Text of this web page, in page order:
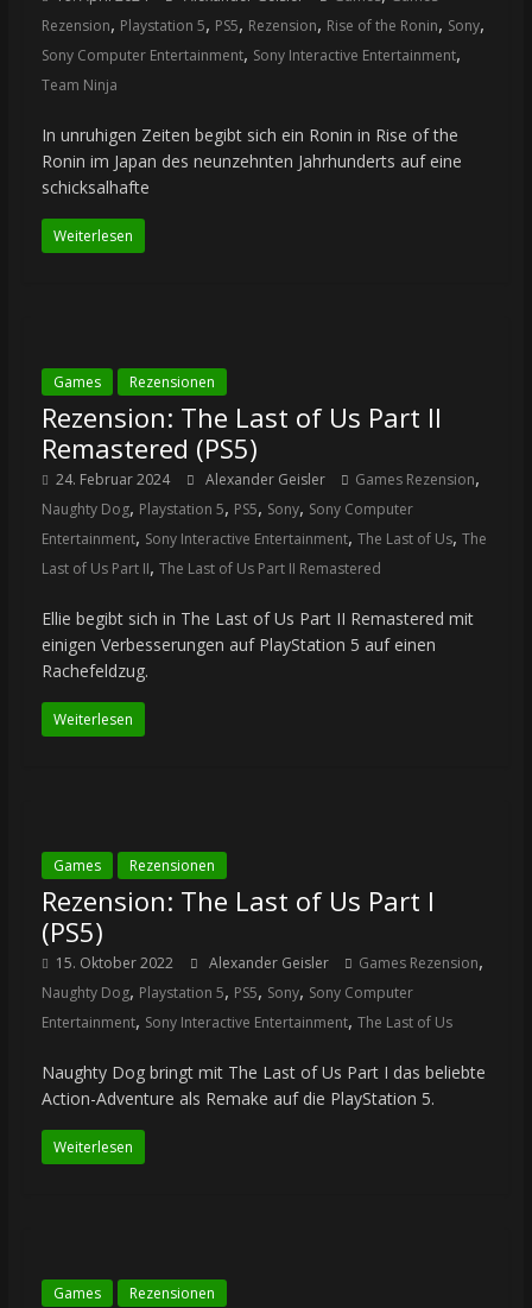
Rezension, Playstation 5, PS5, Rezension, Rise of the Ronin, Sony,
Sony Computer Entertainment, Sony Interactive Entertainment,
Team Ninja
In unruhigen Zeiten begibt sich ein Ronin in Rise of the
Ronin im Japan des neunzehnten Jahrhunderts auf eine
schicksalhafte
Weiterlesen
Games Rezensionen
Rezension: The Last of Us Part II
Remastered (PS5)
24. Februar 2024 Alexander Geisler Games Rezension,
Naughty Dog, Playstation 5, PS5, Sony, Sony Computer
Entertainment, Sony Interactive Entertainment, The Last of Us, The
Last of Us Part II, The Last of Us Part II Remastered
Ellie begibt sich in The Last of Us Part II Remastered mit
einigen Verbesserungen auf PlayStation 5 auf einen
Rachefeldzug.
Weiterlesen
Games Rezensionen
Rezension: The Last of Us Part I
(PS5)
15. Oktober 2022 Alexander Geisler Games Rezension,
Naughty Dog, Playstation 5, PS5, Sony, Sony Computer
Entertainment, Sony Interactive Entertainment, The Last of Us
Naughty Dog bringt mit The Last of Us Part I das beliebte
Action-Adventure als Remake auf die PlayStation 5.
Weiterlesen
Games Rezensionen